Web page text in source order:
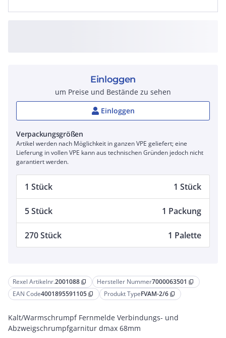
Rexel Artikelnr.2001088 content_copy Hersteller Nummer7000063501 content_copy
EAN Code4001895591105 content_copy Produkt TypeFVAM-2/6 content_copy
Kalt/Warmschrumpf Fernmelde Verbindungs- und
Abzweigschrumpfgarnitur dmax 68mm
Einloggen
um Preise und Bestände zu sehen
Einloggen
Verpackungsgrößen
Artikel werden nach Möglichkeit in ganzen VPE geliefert; eine
Lieferung in vollen VPE kann aus technischen Gründen jedoch nicht
garantiert werden.
1 Stück 1 Stück
5 Stück 1 Packung
270 Stück 1 Palette